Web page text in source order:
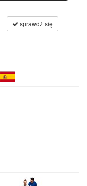
sprawdź się